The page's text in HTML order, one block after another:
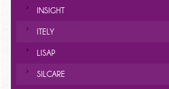
INSIGHT
ITELY
LISAP
SILCARE